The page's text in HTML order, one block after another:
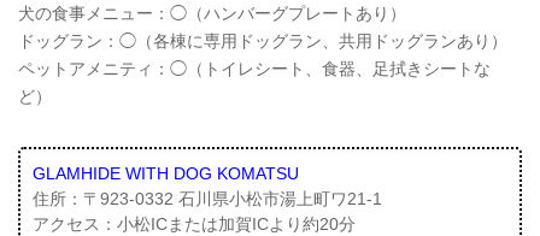
犬の食事メニュー：◯（ハンバーグプレートあり）
ドッグラン：◯（各棟に専用ドッグラン、共用ドッグランあり）
ペットアメニティ：◯（トイレシート、食器、足拭きシートな
ど）
GLAMHIDE WITH DOG KOMATSU
住所：〒923-0332 石川県小松市湯上町ワ21-1
アクセス：小松ICまたは加賀ICより約20分